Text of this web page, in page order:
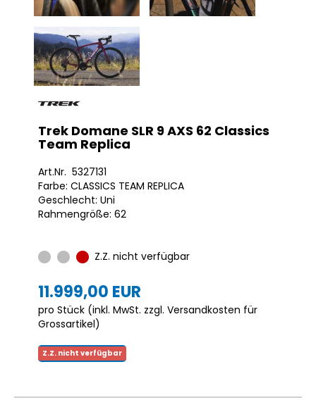
Trek Domane SLR 9 AXS 62 Classics
Team Replica
Art.Nr. 5327131
Farbe: CLASSICS TEAM REPLICA
Geschlecht: Uni
Rahmengröße: 62
Z.Z. nicht verfügbar
11.999,00 EUR
pro Stück (inkl. MwSt. zzgl. Versandkosten für
Grossartikel)
Z.Z. nicht verfügbar